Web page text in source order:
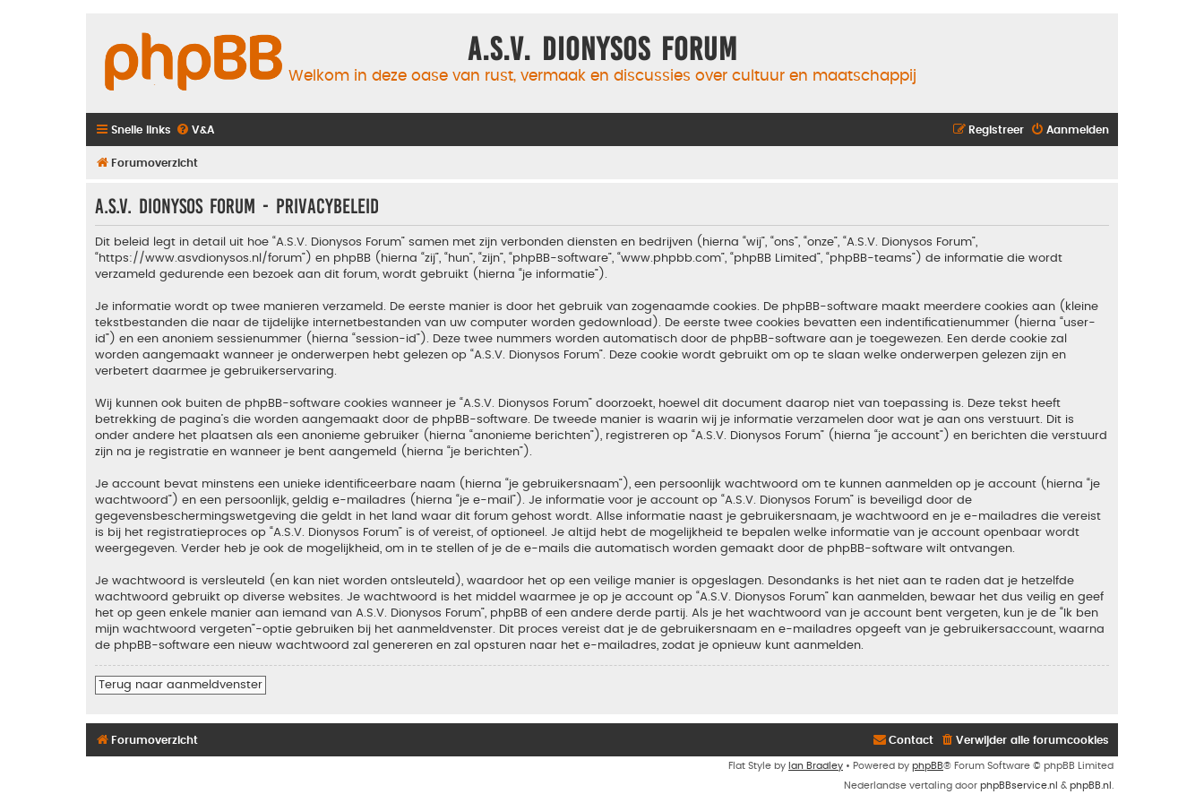
A.S.V. Dionysos Forum
Welkom in deze oase van rust, vermaak en discussies over cultuur en maatschappij
Snelle links V&A Aanmelden
Registreer
Forumoverzicht
A.S.V. Dionysos Forum - Privacybeleid
Dit beleid legt in detail uit hoe “A.S.V. Dionysos Forum” samen met zijn verbonden diensten en bedrijven (hierna “wij”, “ons”, “onze”, “A.S.V. Dionysos Forum”,
“https://www.asvdionysos.nl/forum”) en phpBB (hierna “zij”, “hun”, “zijn”, “phpBB-software”, “www.phpbb.com”, “phpBB Limited”, “phpBB-teams”) de informatie die wordt
verzameld gedurende een bezoek aan dit forum, wordt gebruikt (hierna “je informatie”).
Je informatie wordt op twee manieren verzameld. De eerste manier is door het gebruik van zogenaamde cookies. De phpBB-software maakt meerdere cookies aan (kleine
tekstbestanden die naar de tijdelijke internetbestanden van uw computer worden gedownload). De eerste twee cookies bevatten een indentificatienummer (hierna “user-
id”) en een anoniem sessienummer (hierna “session-id”). Deze twee nummers worden automatisch door de phpBB-software aan je toegewezen. Een derde cookie zal
worden aangemaakt wanneer je onderwerpen hebt gelezen op “A.S.V. Dionysos Forum”. Deze cookie wordt gebruikt om op te slaan welke onderwerpen gelezen zijn en
verbetert daarmee je gebruikerservaring.
Wij kunnen ook buiten de phpBB-software cookies wanneer je “A.S.V. Dionysos Forum” doorzoekt, hoewel dit document daarop niet van toepassing is. Deze tekst heeft
betrekking de pagina’s die worden aangemaakt door de phpBB-software. De tweede manier is waarin wij je informatie verzamelen door wat je aan ons verstuurt. Dit is
onder andere het plaatsen als een anonieme gebruiker (hierna “anonieme berichten”), registreren op “A.S.V. Dionysos Forum” (hierna “je account”) en berichten die verstuurd
zijn na je registratie en wanneer je bent aangemeld (hierna “je berichten”).
Je account bevat minstens een unieke identificeerbare naam (hierna “je gebruikersnaam”), een persoonlijk wachtwoord om te kunnen aanmelden op je account (hierna “je
wachtwoord”) en een persoonlijk, geldig e-mailadres (hierna “je e-mail”). Je informatie voor je account op “A.S.V. Dionysos Forum” is beveiligd door de
gegevensbeschermingswetgeving die geldt in het land waar dit forum gehost wordt. Allse informatie naast je gebruikersnaam, je wachtwoord en je e-mailadres die vereist
is bij het registratieproces op “A.S.V. Dionysos Forum” is of vereist, of optioneel. Je altijd hebt de mogelijkheid te bepalen welke informatie van je account openbaar wordt
weergegeven. Verder heb je ook de mogelijkheid, om in te stellen of je de e-mails die automatisch worden gemaakt door de phpBB-software wilt ontvangen.
Je wachtwoord is versleuteld (en kan niet worden ontsleuteld), waardoor het op een veilige manier is opgeslagen. Desondanks is het niet aan te raden dat je hetzelfde
wachtwoord gebruikt op diverse websites. Je wachtwoord is het middel waarmee je op je account op “A.S.V. Dionysos Forum” kan aanmelden, bewaar het dus veilig en geef
het op geen enkele manier aan iemand van A.S.V. Dionysos Forum”, phpBB of een andere derde partij. Als je het wachtwoord van je account bent vergeten, kun je de “Ik ben
mijn wachtwoord vergeten”-optie gebruiken bij het aanmeldvenster. Dit proces vereist dat je de gebruikersnaam en e-mailadres opgeeft van je gebruikersaccount, waarna
de phpBB-software een nieuw wachtwoord zal genereren en zal opsturen naar het e-mailadres, zodat je opnieuw kunt aanmelden.
Terug naar aanmeldvenster
Forumoverzicht Verwijder alle forumcookies
Contact
Flat Style by Ian Bradley • Powered by phpBB® Forum Software © phpBB Limited
Nederlandse vertaling door phpBBservice.nl & phpBB.nl